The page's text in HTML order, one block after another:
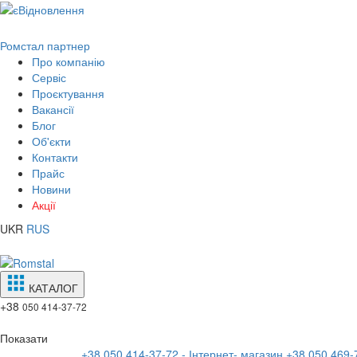
Ромстал партнер
Про компанію
Сервіс
Проєктування
Вакансії
Блог
Об'єкти
Контакти
Прайс
Новини
Акції
UKR RUS
КАТАЛОГ
+38 050 414-37-72
Показати
+38 050 414-37-72 - Інтернет- магазин +38 050